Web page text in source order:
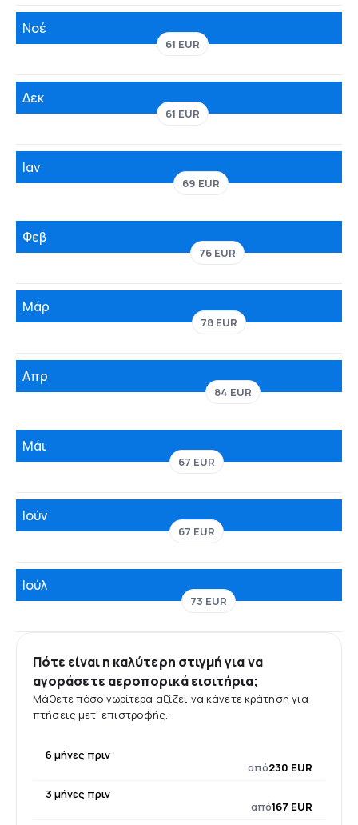
Νοέ
61 EUR
Δεκ
61 EUR
Ιαν
69 EUR
Φεβ
76 EUR
Μάρ
78 EUR
Απρ
84 EUR
Μάι
67 EUR
Ιούν
67 EUR
Ιούλ
73 EUR
Πότε είναι η καλύτερη στιγμή για να
αγοράσετε αεροπορικά εισιτήρια;
Μάθετε πόσο νωρίτερα αξίζει να κάνετε κράτηση για
πτήσεις μετ' επιστροφής.
6 μήνες πριν
από230 EUR
3 μήνες πριν
από167 EUR